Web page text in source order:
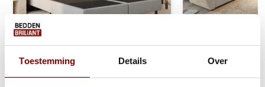
Toestemming Details Over
Boxspring Zonder Matras Vast -
ACTIEDEAL